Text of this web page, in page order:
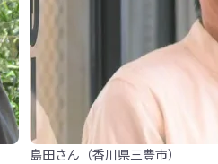
島田さん（香川県三豊市）